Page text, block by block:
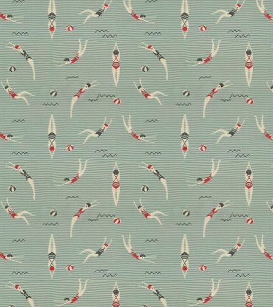
„Ein italienisches Haus ist
kein Konzept, es ist ein
Gefühl“
Immer wieder grüßt Italien mit seiner unbemühten
Leichtigkeit. Und immer wieder stellt sich die Frage,
was diese eigentlich ausmacht. Während manches
niemals gänzlich greifbar sein wird, gibt das Buch
„Italian Interiors“ von Laura May Todds einen
durchaus tiefgründigen Einblick in das, was den
italienischen Stil interiordesigntechnisch definiert:
Persönlichkeit, Geschichte und eine charmante
Unvollkommenheit, die Räume lebendig werden lässt.
Eine Lese-Empfehlung!
Buchtipp Design Wohnen